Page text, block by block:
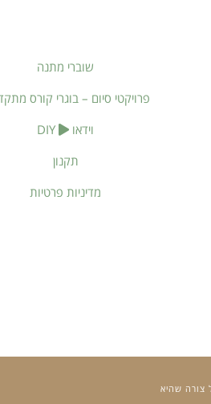
שוברי מתנה
פרויקטי סיום – בוגרי קורס
וידאו
DIY
תקנון
מדיניות פרטיות
צורה שהיא